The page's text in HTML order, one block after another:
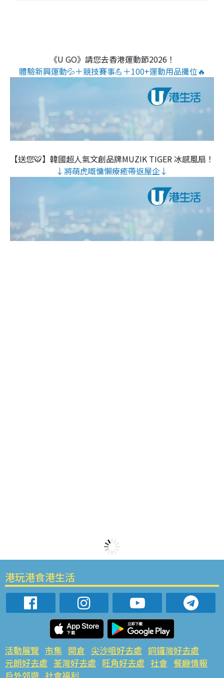
《U GO》請您去香港運動節2026！
體驗新興運動💦＋競技賽事💪＋100+運動用品攤位🔥
【送您🐯】韓國超人氣文創品牌MUZIK TIGER 冰感風扇！
↓將萌虎嘅慵懶療癒帶返屋企↓
港玩港食港生活
活動展覽 市集 開倉 尖沙咀好去處 銅鑼灣好去處
元朗好去處 荃灣好去處 旺角好去處 社會 餐廳情報
戶外郊遊 社會福利